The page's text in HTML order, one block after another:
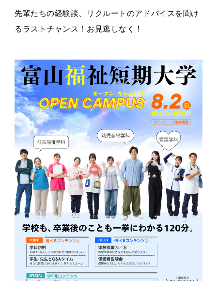
先輩たちの経験談、リクルートのアドバイスを聞け
るラストチャンス！お見逃しなく！